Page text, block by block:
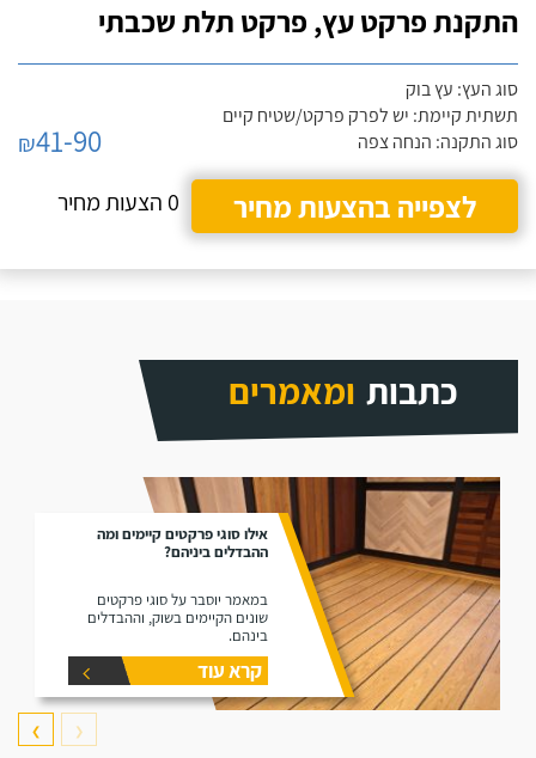
התקנת פרקט עץ, פרקט תלת שכבתי
סוג העץ: עץ בוק
תשתית קיימת: יש לפרק פרקט/שטיח קיים
סוג התקנה: הנחה צפה
₪41-90
לצפייה בהצעות מחיר
0 הצעות מחיר
כתבות ומאמרים
אילו סוגי פרקטים קיימים ומה
ההבדלים ביניהם?
במאמר יוסבר על סוגי פרקטים
שונים הקיימים בשוק, וההבדלים
בינהם.
קרא עוד
❮
❯